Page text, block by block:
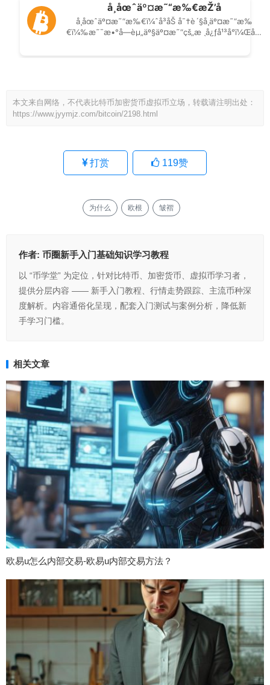
本文来自网络，不代表比特币加密货币虚拟币立场，转载请注明出处：
https://www.jyymjz.com/bitcoin/2198.html
打赏 119赞
为什么 欧根 皱褶
作者: 币圈新手入门基础知识学习教程
以 “币学堂” 为定位，针对比特币、加密货币、虚拟币学习者，
提供分层内容 —— 新手入门教程、行情走势跟踪、主流币种深
度解析。内容通俗化呈现，配套入门测试与案例分析，降低新
手学习门槛。
相关文章
欧易u怎么内部交易-欧易u内部交易方法？